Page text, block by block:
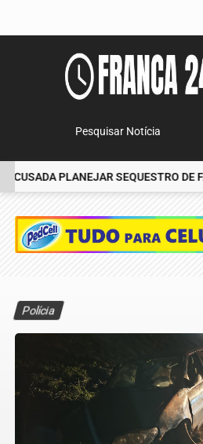
Pesquisar Notícia
PLANEJAR SEQUESTRO DE
Polícia